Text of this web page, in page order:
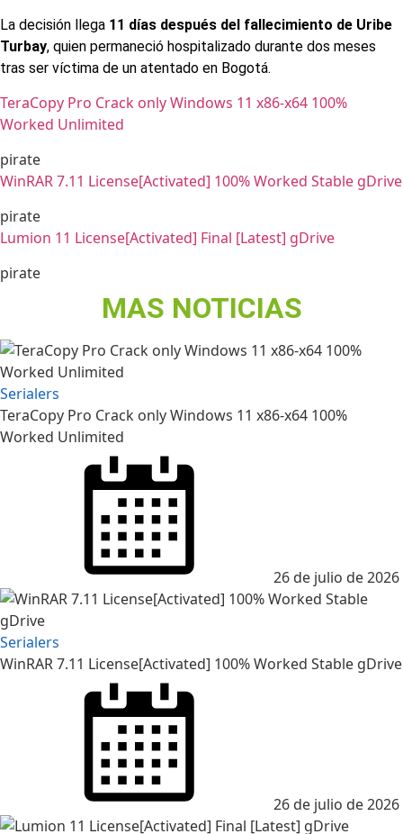
La decisión llega 11 días después del fallecimiento de Uribe
Turbay, quien permaneció hospitalizado durante dos meses
tras ser víctima de un atentado en Bogotá.
TeraCopy Pro Crack only Windows 11 x86-x64 100%
Worked Unlimited
pirate
WinRAR 7.11 License[Activated] 100% Worked Stable gDrive
pirate
Lumion 11 License[Activated] Final [Latest] gDrive
pirate
MAS NOTICIAS
Serialers
TeraCopy Pro Crack only Windows 11 x86-x64 100%
Worked Unlimited
26 de julio de 2026
Serialers
WinRAR 7.11 License[Activated] 100% Worked Stable gDrive
26 de julio de 2026